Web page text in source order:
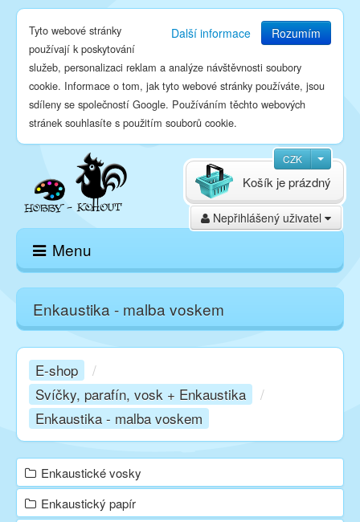
Další informace Rozumím
Tyto webové stránky
používají k poskytování
služeb, personalizaci reklam a analýze návštěvnosti soubory
cookie. Informace o tom, jak tyto webové stránky používáte, jsou
sdíleny se společností Google. Používáním těchto webových
stránek souhlasíte s použitím souborů cookie.
CZK
Nepřihlášený uživatel
Košík je prázdný
Menu
Domů
E-shop
Kurzy
Techniky
Inspirace
Enkaustika - malba voskem
E-shop
/
Svíčky, parafín, vosk + Enkaustika
/
Enkaustika - malba voskem
Enkaustické vosky
Enkaustický papír